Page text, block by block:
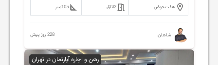
هفت‌حوض 2اتاق 105متر
شاهان 228 روز پیش
رهن و اجاره آپارتمان در تهران